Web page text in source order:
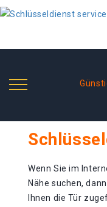
Wenn Sie im
Nähe suchen,
Ihnen die Tür